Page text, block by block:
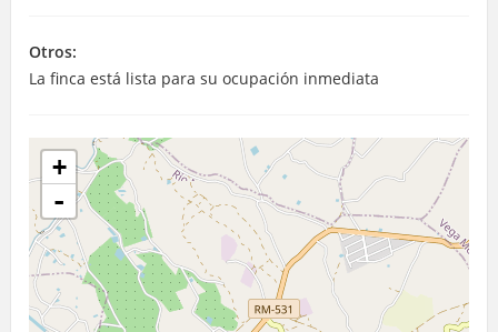
Otros:
La finca está lista para su ocupación inmediata
+
-